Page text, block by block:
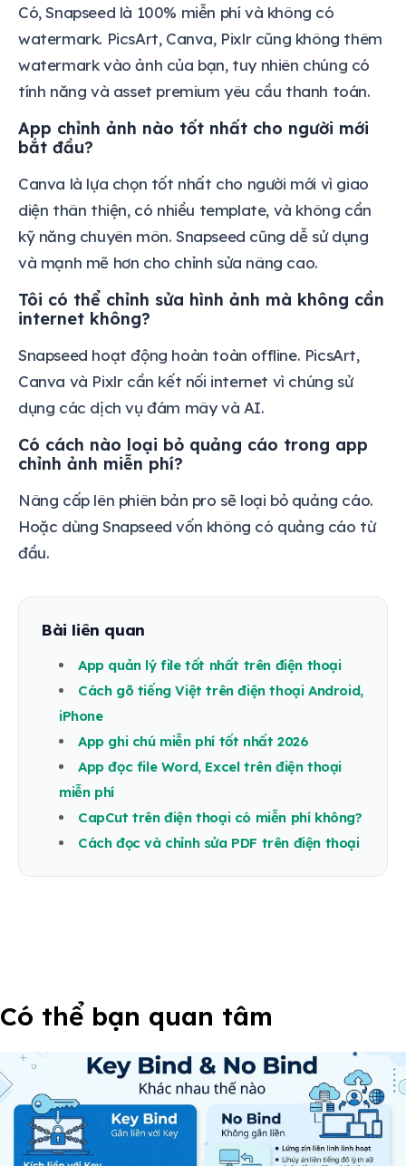
Có, Snapseed là 100% miễn phí và không có
watermark. PicsArt, Canva, Pixlr cũng không thêm
watermark vào ảnh của bạn, tuy nhiên chúng có
tính năng và asset premium yêu cầu thanh toán.
App chỉnh ảnh nào tốt nhất cho người mới
bắt đầu?
Canva là lựa chọn tốt nhất cho người mới vì giao
diện thân thiện, có nhiều template, và không cần
kỹ năng chuyên môn. Snapseed cũng dễ sử dụng
và mạnh mẽ hơn cho chỉnh sửa nâng cao.
Tôi có thể chỉnh sửa hình ảnh mà không cần
internet không?
Snapseed hoạt động hoàn toàn offline. PicsArt,
Canva và Pixlr cần kết nối internet vì chúng sử
dụng các dịch vụ đám mây và AI.
Có cách nào loại bỏ quảng cáo trong app
chỉnh ảnh miễn phí?
Nâng cấp lên phiên bản pro sẽ loại bỏ quảng cáo.
Hoặc dùng Snapseed vốn không có quảng cáo từ
đầu.
Bài liên quan
App quản lý file tốt nhất trên điện thoại
Cách gõ tiếng Việt trên điện thoại Android,
iPhone
App ghi chú miễn phí tốt nhất 2026
App đọc file Word, Excel trên điện thoại
miễn phí
CapCut trên điện thoại có miễn phí không?
Cách đọc và chỉnh sửa PDF trên điện thoại
Có thể bạn quan tâm